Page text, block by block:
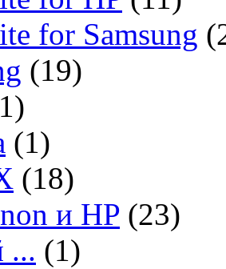
for Samsung
(19)
(1)
(18)
и HP (23)
... (1)